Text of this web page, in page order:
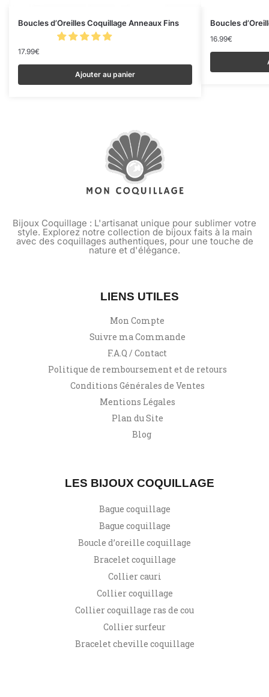
Boucles d’Oreilles Coquillage Anneaux Fins
17.99€
Ajouter au panier
Boucles
16.99€
Bijoux Coquillage : L'artisanat unique pour sublimer votre
style. Explorez notre collection de bijoux faits à la main
avec des coquillages authentiques, pour une touche de
nature et d'élégance.
LIENS UTILES
Mon Compte
Suivre ma Commande
F.A.Q / Contact
Politique de remboursement et de retours
Conditions Générales de Ventes
Mentions Légales
Plan du Site
Blog
LES BIJOUX COQUILLAGE
Bague coquillage
Bague coquillage
Boucle d’oreille coquillage
Bracelet coquillage
Collier cauri
Collier coquillage
Collier coquillage ras de cou
Collier surfeur
Bracelet cheville coquillage